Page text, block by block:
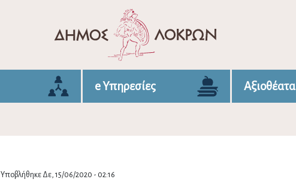
e Υπηρεσίες Αξιοθέατα
Υποβλήθηκε Δε, 15/06/2020 - 02:16